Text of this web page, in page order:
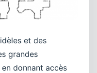
et des
grandes
donnant accès